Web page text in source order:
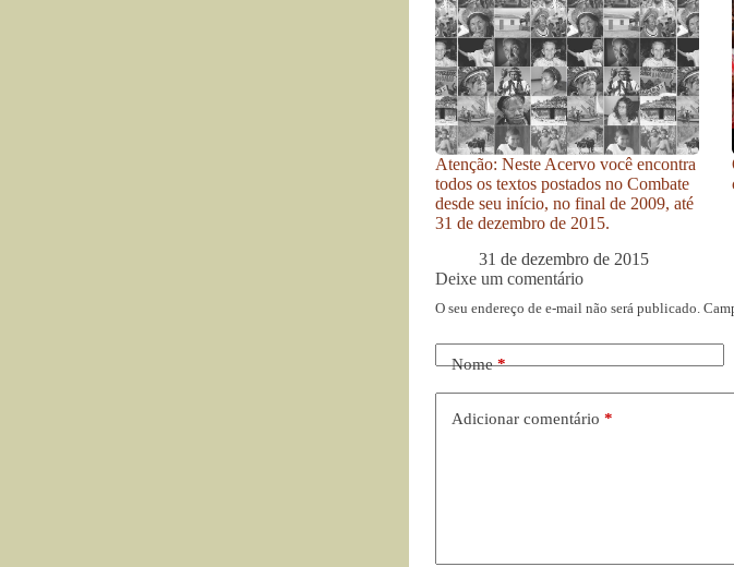
Atenção: Neste Acervo você encontra
todos os textos postados no Combate
desde seu início, no final de 2009, até
31 de dezembro de 2015.
31 de dezembro de 2015
Deixe um comentário
O seu endereço de e-mail não será publicado.
Nome*
Adicionar comentário *